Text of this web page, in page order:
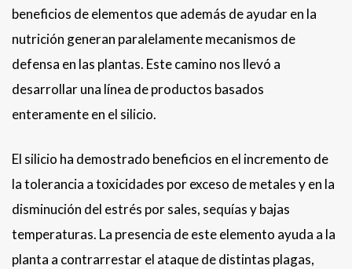
beneficios de elementos que además de ayudar en la
nutrición generan paralelamente mecanismos de
defensa en las plantas. Este camino nos llevó a
desarrollar una línea de productos basados
enteramente en el silicio.
El silicio ha demostrado beneficios en el incremento de
la tolerancia a toxicidades por exceso de metales y en la
disminución del estrés por sales, sequías y bajas
temperaturas. La presencia de este elemento ayuda a la
planta a contrarrestar el ataque de distintas plagas,